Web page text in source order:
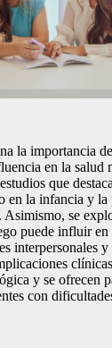
la importancia
en la salud
que
en la infancia y la
se
puede influir
interpersonales
y se ofrecen
con